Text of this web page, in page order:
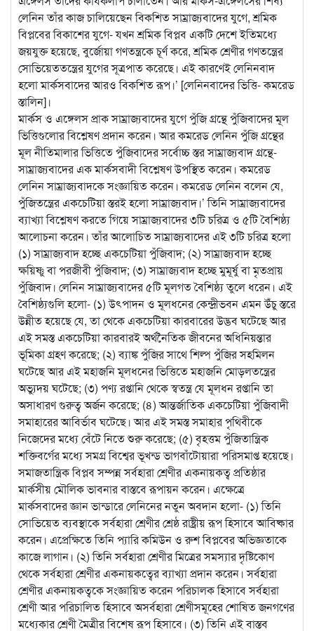
লেনিন তাঁর কাজ চালিয়েছেন বিকশিত সাম্রাজ্যবাদের যুগে, শ্রমিক
বিপ্লবের বিকাশের যুগে- যখন শ্রমিক বিপ্লব একটি দেশে ইতিমধ্যে
জয়যুক্ত হয়েছে, বুর্জোয়া গণতন্ত্রকে চূর্ণ করে, শ্রমিক শ্রেণীর গণতন্ত্রের
সোভিয়েততন্ত্রের যুগের সূত্রপাত করেছে। এই কারণেই লেনিনবাদ
হলো মার্কসবাদের আরও বিকশিত রূপ।’ [লেনিনবাদের ভিত্তি- কমরেড
স্তালিন]।
মার্কস ও এঙ্গেলস প্রাক সাম্রাজ্যবাদের যুগে পুঁজি গ্রন্থে পুঁজিবাদের মূল
ভিত্তিগুলোর বিশ্লেষণ প্রদান করেন। আর কমরেড লেনিন পুঁজি গ্রন্থের
মূল নীতিমালার ভিত্তিতে পুঁজিবাদের সর্বোচ্চ স্তর সাম্রাজ্যবাদ গ্রন্থে-
সাম্রাজ্যবাদের এক মার্কসবাদী বিশ্লেষণ উপস্থিত করেন। কমরেড
লেনিন সাম্রাজ্যবাদকে সংজ্ঞায়িত করেন। কমরেড লেনিন বলেন যে,
পুঁজিতন্ত্রের একচেটিয়া স্তরই হলো সাম্রাজ্যবাদ।’ তিনি সাম্রাজ্যবাদের
ব্যাখ্যা বিশ্লেষণ করতে গিয়ে সাম্রাজ্যবাদের ৩টি চরিত্র ও ৫টি বৈশিষ্ঠ্য
আলোচনা করেন। তাঁর আলোচিত সাম্রাজ্যবাদের এই ৩টি চরিত্র হলো
(১) সাম্রাজ্যবাদ হচ্ছে একচেটিয়া পুঁজিবাদ; (২) সাম্রাজ্যবাদ হচ্ছে
ক্ষয়িষ্ণু বা পরজীবী পুঁজিবাদ; (৩) সাম্রাজ্যবাদ হচ্ছে মুমূর্ষু বা মৃতপ্রায়
পুঁজিবাদ। লেনিন সাম্রাজ্যবাদের ৫টি মূলগত বৈশিষ্ঠ্য তুলে ধরেন। এই
বৈশিষ্ঠ্যগুলি হলো- (১) উৎপাদন ও মূলধনের কেন্দ্রীভবন এমন উঁচু স্তরে
উন্নীত হয়েছে যে, তা থেকে একচেটিয়া কারবারের উদ্ভব ঘটেছে আর
এই সমস্ত একচেটিয়া কারবারই অর্থনৈতিক জীবনের অধিনিয়ন্তার
ভূমিকা গ্রহণ করেছে; (২) ব্যাঙ্ক পুঁজির সাথে শিল্প পুঁজির সহমিলন
ঘটেছে আর এই মহাজনি মূলধনের ভিত্তিতে মহাজনি মোড়লতন্ত্রের
অভ্যুদয় ঘটেছে; (৩) পণ্য রপ্তানি থেকে স্বতন্ত্র যে মূলধন রপ্তানি তা
অসাধারণ গুরুত্ব অর্জন করেছে; (৪) আন্তর্জাতিক একচেটিয়া পুঁজিবাদী
সমাহারের আবির্ভাব ঘটেছে। আর এই সমস্ত সমাহার পৃথিবীকে
নিজেদের মধ্যে বেঁটে নিতে শুরু করেছে; (৫) বৃহত্তম পুঁজিতান্ত্রিক
শক্তিবর্গের মধ্যে সমগ্র বিশ্বের ভূখন্ড ভাগবাঁটোয়ারা পরিসমাপ্ত হয়েছে।
সমাজতান্ত্রিক বিপ্লব সম্পন্ন সর্বহারা শ্রেণীর একনায়কত্ব প্রতিষ্ঠার
মার্কসীয় মৌলিক ভাবনার বাস্তবে রূপায়ন করেন। এক্ষেত্রে
মার্কসবাদের জ্ঞান ভান্ডারে লেনিনের নতুন অবদান হলো- (১) তিনি
সোভিয়েত ব্যবস্থাকে সর্বহারা শ্রেণীর শ্রেষ্ঠ রাষ্ট্রীয় রূপ হিসাবে আবিষ্কার
করেন। এপ্রেক্ষিতে তিনি প্যারি কমিউন ও রুশ বিপ্লবের অভিজ্ঞতাকে
কাজে লাগান। (২) তিনি সর্বহারা শ্রেণীর মিত্রের সমস্যার দৃষ্টিকোণ
থেকে সর্বহারা শ্রেণীর একনায়কত্বের ব্যাখ্যা প্রদান করেন। সর্বহারা
শ্রেণীর একনায়কত্বকে সংজ্ঞায়িত করেন পরিচালক হিসাবে সর্বহারা
শ্রেণী আর পরিচালিত হিসাবে অসর্বহারা শ্রেণীসমূহের শোষিত জনগণের
মধ্যেকার শ্রেণী মৈত্রীর বিশেষ রূপ হিসাবে। (৩) তিনি এই বাস্তব